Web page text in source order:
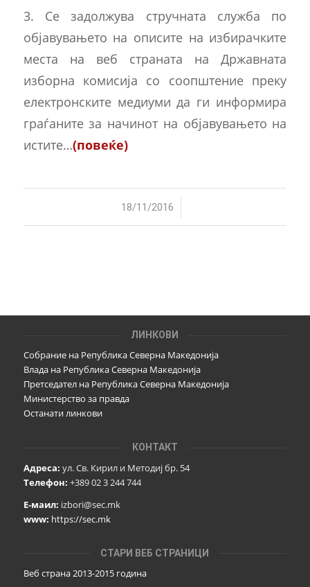
3. Се задолжува стручната служба по
објавувањето на описите на избирачките
места на веб страната на Државната
изборна комисија со соопштение преку
електронските медиуми да ги информира
граѓаните за начинот на објавувањето на
истите…(повеќе)
18/11/2016
/
ЛИНКОВИ
Собрание на Република Северна Македонија
Влада на Република Северна Македонија
Претседател на Република Северна Македонија
Министерство за правда
Останати линкови
КОНТАКТ
Адреса: ул. Св. Кирил и Методиј бр. 54
Телефон: +389 02 3 244 744
Е-маил: izbori@sec.mk
www: https://sec.mk
СТАРИ ВЕБ СТРАНИЦИ
Веб страна 2013-2015 година